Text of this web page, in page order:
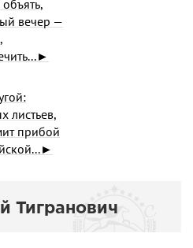
вечер —
листьев,
прибой
Тигранович